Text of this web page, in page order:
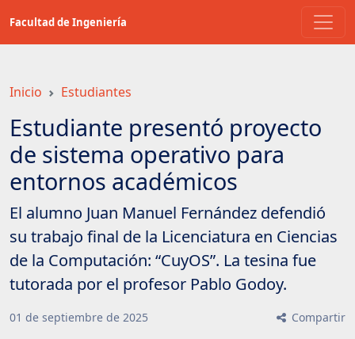
contenido
Facultad de Ingeniería
Inicio Estudiantes
Estudiante presentó proyecto
de sistema operativo para
entornos académicos
El alumno Juan Manuel Fernández defendió
su trabajo final de la Licenciatura en Ciencias
de la Computación: “CuyOS”. La tesina fue
tutorada por el profesor Pablo Godoy.
01 de septiembre de 2025 Compartir